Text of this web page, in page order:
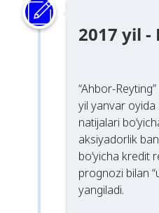
2017 yil
“Ahbor-
yil yanvar oyida
natijalari
aksiyadorlik
bo‘yicha kredit
prognozi bilan
yangiladi.